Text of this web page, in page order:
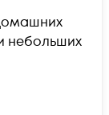
небольших